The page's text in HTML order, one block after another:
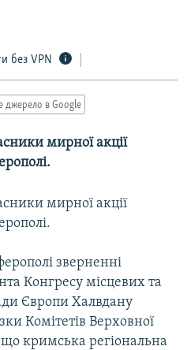
без VPN
джерело в Google
мирної акції
мирної акції
зверненні
Конгресу місцевих та
Європи Халвдану
Комітетів Верховної
кримська регіональна